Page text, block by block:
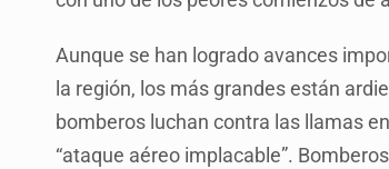
Aunque se han logrado avances
la región, los más grandes están
bomberos luchan contra las llamas
“ataque aéreo implacable”.